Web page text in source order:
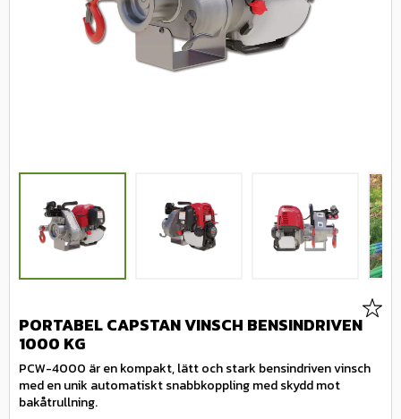
PORTABEL CAPSTAN VINSCH BENSINDRIVEN
1000 KG
PCW-4000 är en kompakt, lätt och stark bensindriven vinsch
med en unik automatiskt snabbkoppling med skydd mot
bakåtrullning.